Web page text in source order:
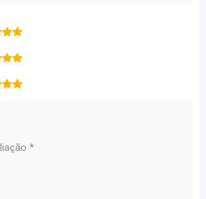
5
5
5